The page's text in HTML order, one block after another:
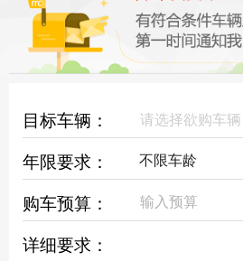
目标车辆： 请选择欲购车辆
年限要求：
购车预算：
详细要求：